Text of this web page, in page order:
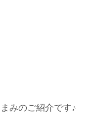
みのご紹介です♪